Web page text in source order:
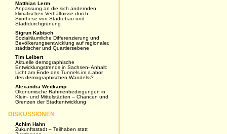
Matthias Lerm
Anpassung an die sich ändernden
klimatischen Verhältnisse durch
Synthese von Städtebau und
Stadtdurchgrünung
Sigrun Kabisch
Sozialräumliche Differenzierung und
Bevölkerungsentwicklung auf regionaler,
städtischer und Quartiersebene
Tim Leibert
Aktuelle demographische
Entwicklungstrends in Sachsen- Anhalt:
Licht am Ende des Tunnels im ›Labor
des demographischen Wandels‹?
Alexandra Weitkamp
Ökonomische Rahmenbedingungen in
Klein- und Mittelstädten – Chancen und
Grenzen der Stadtentwicklung
DISKUSSIONEN
Achim Hahn
Zukunftsstadt – Teilhaben statt